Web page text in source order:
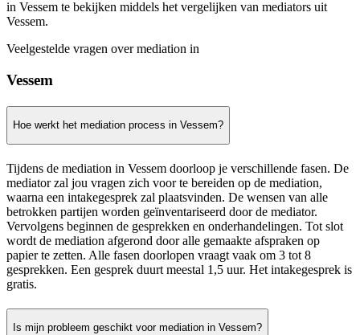
in Vessem te bekijken middels het vergelijken van mediators uit
Vessem.
Veelgestelde vragen over mediation in
Vessem
Hoe werkt het mediation process in Vessem?
Tijdens de mediation in Vessem doorloop je verschillende fasen. De
mediator zal jou vragen zich voor te bereiden op de mediation,
waarna een intakegesprek zal plaatsvinden. De wensen van alle
betrokken partijen worden geïnventariseerd door de mediator.
Vervolgens beginnen de gesprekken en onderhandelingen. Tot slot
wordt de mediation afgerond door alle gemaakte afspraken op
papier te zetten. Alle fasen doorlopen vraagt vaak om 3 tot 8
gesprekken. Een gesprek duurt meestal 1,5 uur. Het intakegesprek is
gratis.
Is mijn probleem geschikt voor mediation in Vessem?